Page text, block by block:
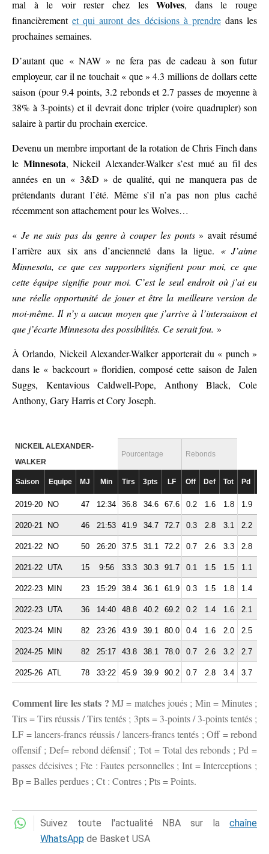
mal à le voir rester chez lesWolves, dans le rouge
financièrementet qui auront des décisions à prendredans les
prochaines semaines.
D’autant que « NAW » ne fera pas de cadeau à son futur
employeur, car il ne touchait « que » 4.3 millions de dollars cette
saison (pour 9.4 points, 3.2 rebonds et 2.7 passes de moyenne à
38% à 3-points) et il devrait donc tripler (voire quadrupler) son
salaire à partir du prochain exercice.
Devenu un membre important de la rotation de Chris Finch dans
le Minnesota, Nickeil Alexander-Walker s’est mué au fil des
années en un « 3&D » de qualité, qui ne manquera pas de
prétendants durant l’été. Même s’il n’a pas non plus caché
récemment son attachement pour les Wolves…
« Je ne suis pas du genre à couper les ponts» avait résumé
l’arrière aux six ans d’ancienneté dans la ligue. « J’aime
Minnesota, ce que ces supporters signifient pour moi, ce que
cette équipe signifie pour moi. C’est le seul endroit où j’ai eu
une réelle opportunité de jouer et être la meilleure version de
moi-même. Il n’y a aucun moyen que j’arrive à l’intersaison et
que j’écarte Minnesota des possibilités. Ce serait fou. »
À Orlando, Nickeil Alexander-Walker apporterait du « punch »
dans le « backcourt » floridien, composé cette saison de Jalen
Suggs, Kentavious Caldwell-Pope, Anthony Black, Cole
Anthony, Gary Harris et Cory Joseph.
NICKEIL ALEXANDER-
WALKER
Pourcentage Rebonds
Saison Equipe MJ Min Tirs 3pts LF Off Def Tot Pd
2019-20 NO 47 12:34 36.8 34.6 67.6 0.2 1.6 1.8 1.9
2020-21 NO 46 21:53 41.9 34.7 72.7 0.3 2.8 3.1 2.2
2021-22 NO 50 26:20 37.5 31.1 72.2 0.7 2.6 3.3 2.8
2021-22 UTA 15 9:56 33.3 30.3 91.7 0.1 1.5 1.5 1.1
2022-23 MIN 23 15:29 38.4 36.1 61.9 0.3 1.5 1.8 1.4
2022-23 UTA 36 14:40 48.8 40.2 69.2 0.2 1.4 1.6 2.1
2023-24 MIN 82 23:26 43.9 39.1 80.0 0.4 1.6 2.0 2.5
2024-25 MIN 82 25:17 43.8 38.1 78.0 0.7 2.6 3.2 2.7
2025-26 ATL 78 33:22 45.9 39.9 90.2 0.7 2.8 3.4 3.7
Comment lire les stats ? MJ = matches joués ; Min = Minutes ;
Tirs = Tirs réussis / Tirs tentés ; 3pts = 3-points / 3-points tentés ;
LF = lancers-francs réussis / lancers-francs tentés ; Off = rebond
offensif ; Def= rebond défensif ; Tot = Total des rebonds ; Pd =
passes décisives ; Fte : Fautes personnelles ; Int = Interceptions ;
Bp = Balles perdues ; Ct : Contres ; Pts = Points.
Suivez toute l'actualité NBA sur la chaîne
WhatsApp de Basket USA